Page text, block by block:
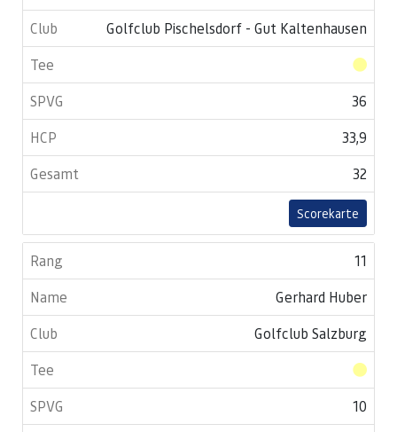
Golfclub Pischelsdorf - Gut Kaltenhausen
36
33,9
32
Scorekarte
11
Gerhard Huber
Golfclub Salzburg
10